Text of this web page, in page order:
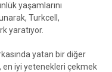
yaşamlarını
Turkcell,
yaratıyor.
yatan bir diğer
en iyi yetenekleri çekmek